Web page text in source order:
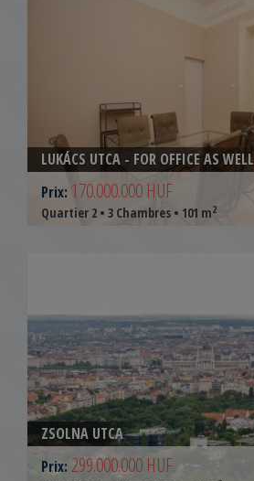
LUKÁCS UTCA - FOR OFFICE AS WELL
Prix: 170.000.000 HUF
Quartier 2 • 3 Chambres • 101 m2
ZSOLNA UTCA
Prix: 299.000.000 HUF